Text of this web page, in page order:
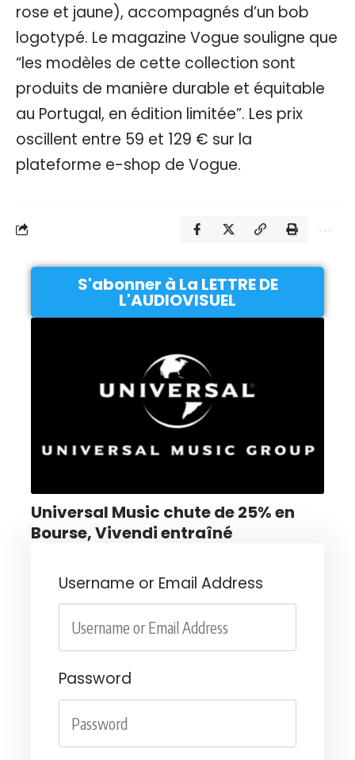
rose et jaune), accompagnés d’un bob
logotypé. Le magazine Vogue souligne que
“les modèles de cette collection sont
produits de manière durable et équitable
au Portugal, en édition limitée”. Les prix
oscillent entre 59 et 129 € sur la
plateforme e-shop de Vogue.
S'abonner à La LETTRE DE
L'AUDIOVISUEL
Universal Music chute de 25% en
Bourse, Vivendi entraîné
Username or Email Address
Password